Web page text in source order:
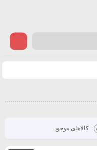
کالاهای موجود